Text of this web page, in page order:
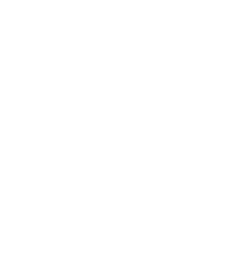
Putty